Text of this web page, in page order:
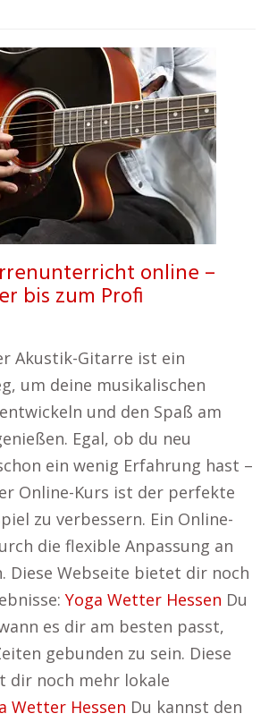
online –
bis zum Profi
Akustik-Gitarre ist ein
um deine musikalischen
und den Spaß am
Egal, ob du neu
ein wenig Erfahrung hast –
Online-Kurs ist der perfekte
zu verbessern. Ein Online-
die flexible Anpassung an
Diese Webseite bietet dir noch
Yoga Wetter Hessen Du
es dir am besten passt,
gebunden zu sein. Diese
dir noch mehr lokale
Wetter Hessen Du kannst den